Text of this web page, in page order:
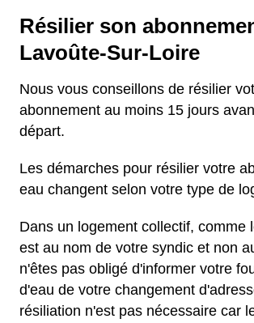
Résilier son
Lavoûte-Sur-Loire
Nous vous conseillons de résilier
abonnement au moins 15 jours
départ.
Les démarches pour résilier votre
eau changent selon votre type de
Dans un logement collectif, comme
est au nom de votre syndic et non
n'êtes pas obligé d'informer votre
d'eau de votre changement
résiliation n'est pas nécessaire car